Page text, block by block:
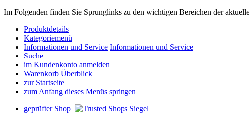
Im Folgenden finden Sie Sprunglinks zu den wichtigen Bereichen der
Produktdetails
Kategoriemenü
Informationen und Service Informationen und Service
Suche
im Kundenkonto anmelden
Warenkorb Überblick
zur Startseite
zum Anfang dieses Menüs springen
geprüfter Shop